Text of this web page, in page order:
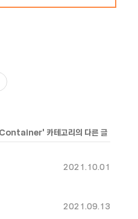
' 카테고리의 다른 글
2021.10.01
2021.09.13